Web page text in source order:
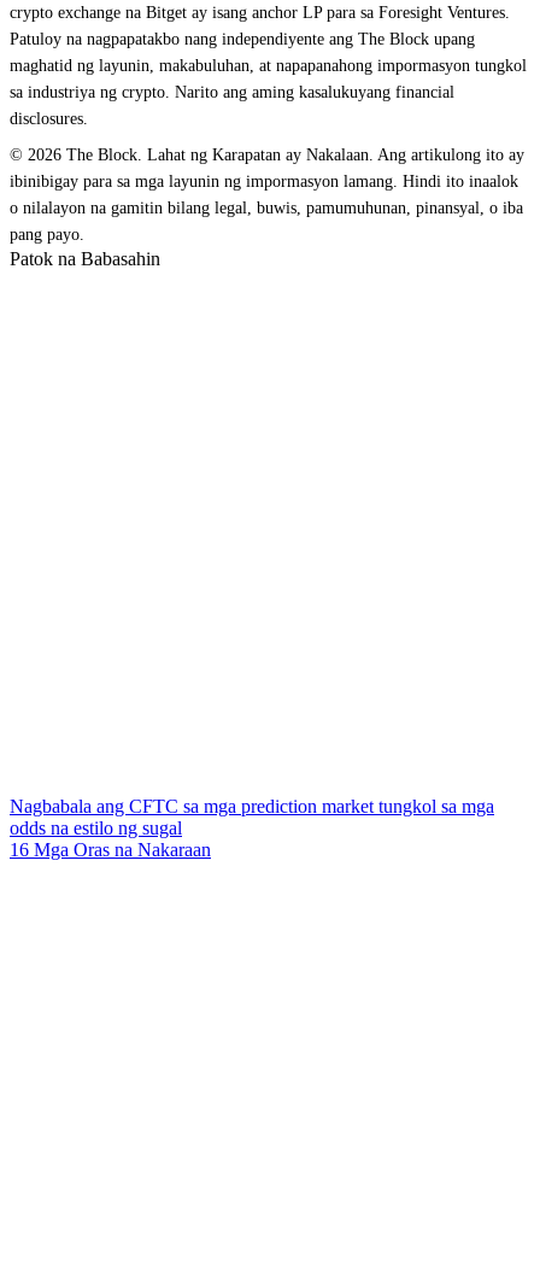
crypto exchange na Bitget ay isang anchor LP para sa Foresight Ventures.
Patuloy na nagpapatakbo nang independiyente ang The Block upang
maghatid ng layunin, makabuluhan, at napapanahong impormasyon tungkol
sa industriya ng crypto. Narito ang aming kasalukuyang financial
disclosures.
© 2026 The Block. Lahat ng Karapatan ay Nakalaan. Ang artikulong ito ay
ibinibigay para sa mga layunin ng impormasyon lamang. Hindi ito inaalok
o nilalayon na gamitin bilang legal, buwis, pamumuhunan, pinansyal, o iba
pang payo.
Patok na Babasahin
Nagbabala ang CFTC sa mga prediction market tungkol sa mga
odds na estilo ng sugal
16 Mga Oras na Nakaraan